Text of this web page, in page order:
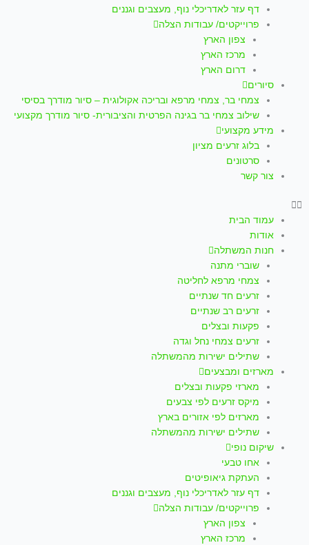
דף עזר לאדריכלי נוף, מעצבים וגננים
פרוייקטים/ עבודות הצלה
צפון הארץ
מרכז הארץ
דרום הארץ
סיורים
צמחי בר, צמחי מרפא ובריכה אקולוגית – סיור מודרך בסיסי
שילוב צמחי בר בגינה הפרטית והציבורית- סיור מודרך מקצועי
מידע מקצועי
בלוג זרעים מציון
סרטונים
צור קשר
עמוד הבית
אודות
חנות המשתלה
שוברי מתנה
צמחי מרפא לחליטה
זרעים חד שנתיים
זרעים רב שנתיים
פקעות ובצלים
זרעים צמחי נחל וגדה
שתילים ישירות מהמשתלה
מארזים ומבצעים
מארזי פקעות ובצלים
מיקס זרעים לפי צבעים
מארזים לפי אזורים בארץ
שתילים ישירות מהמשתלה
שיקום נופי
אחו טבעי
העתקת גיאופיטים
דף עזר לאדריכלי נוף, מעצבים וגננים
פרוייקטים/ עבודות הצלה
צפון הארץ
מרכז הארץ